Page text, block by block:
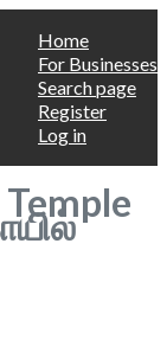
Home
For Businesses
Search page
Register
Log in